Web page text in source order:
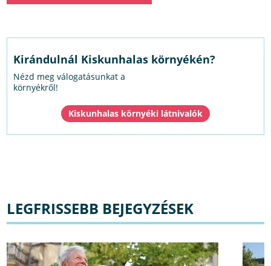
Kirándulnál Kiskunhalas környékén?
Nézd meg válogatásunkat a
környékről!
Kiskunhalas környéki látnivalók
LEGFRISSEBB BEJEGYZÉSEK